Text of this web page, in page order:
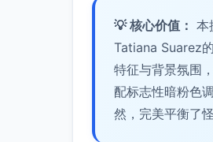
💡 核心价值： 本
Tatiana Suarez
特征与背景氛围
配标志性暗粉色
然，完美平衡了